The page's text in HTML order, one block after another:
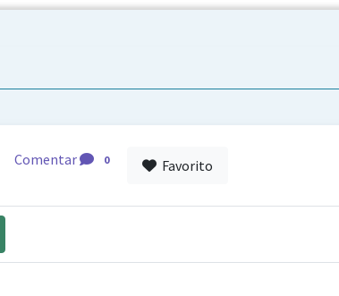
Comentar 0 Favorito